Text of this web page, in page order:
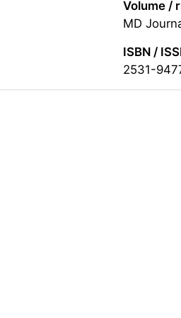
Volume /
MD
ISBN /
2531-